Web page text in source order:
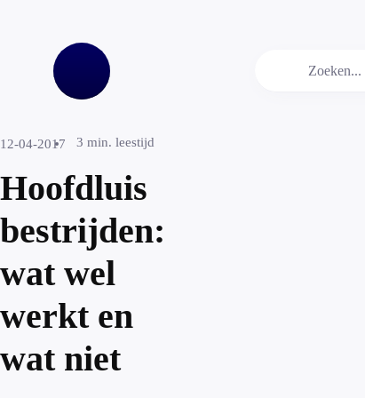
12-04-2017 3 min. leestijd
Hoofdluis
bestrijden:
wat wel
werkt en
wat niet